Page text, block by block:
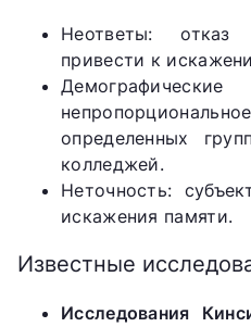
Неответы:
привести к
определенных
колледжей.
Неточность:
искажения памяти.
Известные
Исследования